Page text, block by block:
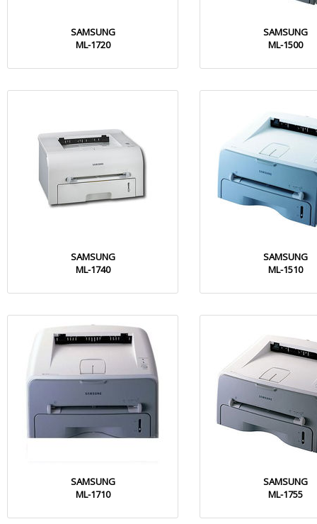
SAMSUNG
ML-1720
SAMSUNG
ML-1500
SAMSUNG
ML-1740
SAMSUNG
ML-1510
SAMSUNG
ML-1710
SAMSUNG
ML-1755